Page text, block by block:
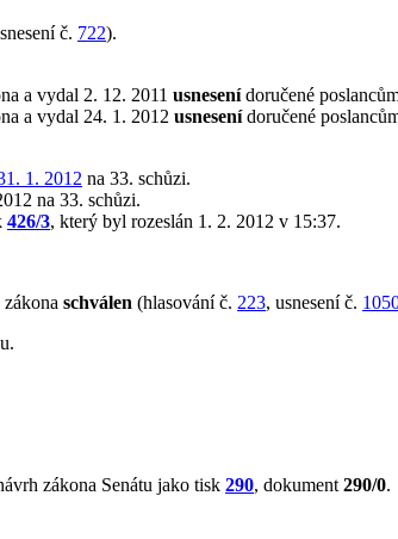
č. 722).
a vydal 2. 12. 2011 usnesenídoručené
a vydal 24. 1. 2012 usnesenídoručené
1. 2012 na 33. schůzi.
na 33. schůzi.
426/3, který byl rozeslán 1. 2. 2012 v 15:37.
schválen (hlasování č. 223, usnesení č.
zákona Senátu jako tisk 290, dokument 290/0.